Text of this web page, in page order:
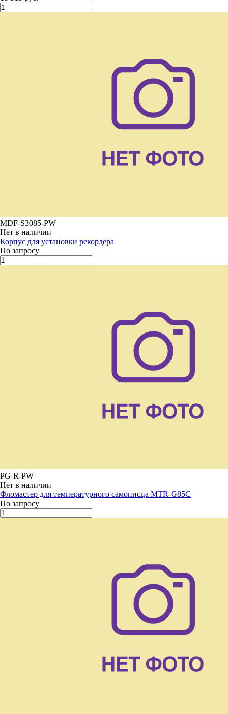
MDF-S3085-PW
Нет в наличии
Корпус для установки рекордера
По запросу
PG-R-PW
Нет в наличии
Фломастер для температурного самописца MTR-G85C
По запросу